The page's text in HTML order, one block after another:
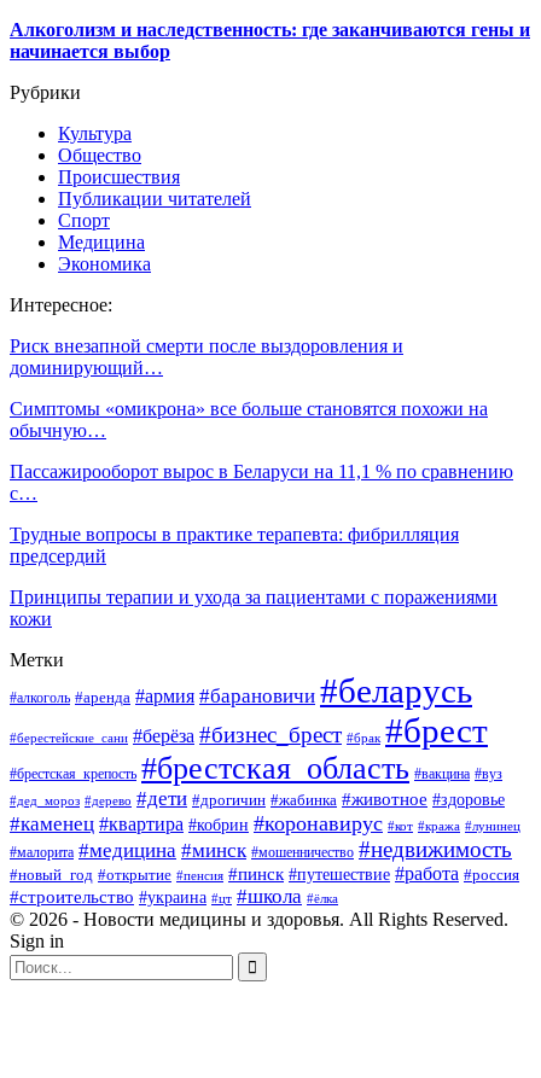
Алкоголизм и наследственность: где заканчиваются гены и
начинается выбор
Рубрики
Культура
Общество
Происшествия
Публикации читателей
Спорт
Медицина
Экономика
Интересное:
Риск внезапной смерти после выздоровления и
доминирующий…
Симптомы «омикрона» все больше становятся похожи на
обычную…
Пассажирооборот вырос в Беларуси на 11,1 % по сравнению
с…
Трудные вопросы в практике терапевта: фибрилляция
предсердий
Принципы терапии и ухода за пациентами с поражениями
кожи
Метки
#алкоголь #аренда #армия #барановичи #беларусь
#берестейские_сани #берёза #бизнес_брест #брак #брест
#брестская_крепость #брестская_область #вакцина #вуз
#дед_мороз #дерево #дети #дрогичин #жабинка #животное #здоровье
#каменец #квартира #кобрин #коронавирус #кот #кража #лунинец
#малорита #медицина #минск #мошенничество #недвижимость
#новый_год #открытие #пенсия #пинск #путешествие #работа #россия
#строительство #украина #цт #школа #ёлка
© 2026 - Новости медицины и здоровья. All Rights Reserved.
Sign in